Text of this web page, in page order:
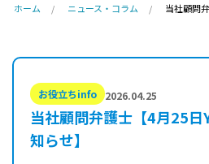
ホーム ニュース・コラム 当社顧問
お役立ちinfo 2026.04.25
当社顧問弁護士【4月25
知らせ】